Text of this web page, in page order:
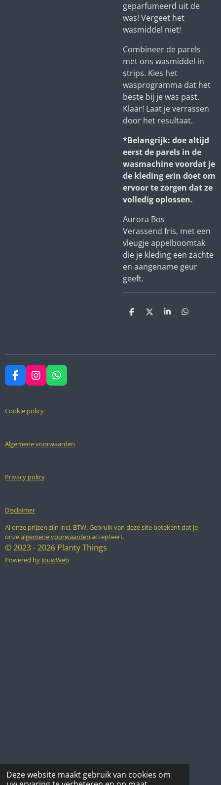
Deze website maakt gebruik van cookies om
geparfumeerd uit de
was! Vergeet het
wasmiddel niet!
Combineer de parels
met ons wasmiddel in
strips. Kies het
wasprogramma dat het
beste bij je was past.
Klaar! Laat je verrassen
door het resultaat.
*Belangrijk: doe altijd
eerst de parels in de
wasmachine voordat je
de kleding erin doet om
ervoor te zorgen dat ze
volledig oplossen.
Aurora Bos
Verassend fris, met een
vleugje appelboomtak
die je kleding een zachte
en aangename geur
geeft.
D
D
S
D
F
a
e
b
k
I
n
t
a
a
W
h
p
Cookie policy
Algemene voorwaarden
Privacy policy
Disclaimer
Al onze prijzen zijn incl. BTW. Gebruik van deze site betekent dat je
onzealgemene voorwaarden accepteert.
© 2023 - 2026 Planty Things
Powered by JouwWeb